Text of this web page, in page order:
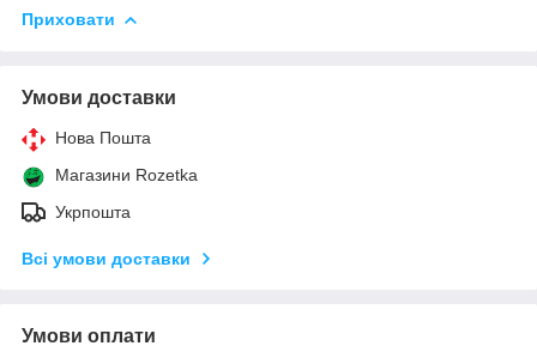
Приховати
Умови доставки
Нова Пошта
Магазини Rozetka
Укрпошта
Всі умови доставки
Умови оплати